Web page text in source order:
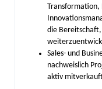
Transformation,
die
Sales- und
nachweislich
aktiv